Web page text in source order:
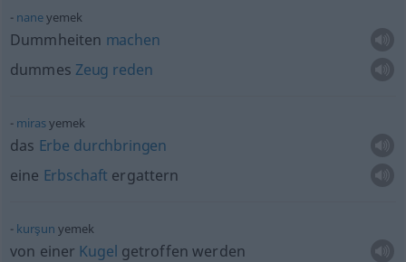
naneyemek
Dummheiten machen
dummes Zeug reden
mirasyemek
das Erbe durchbringen
eine Erbschaft ergattern
kurşun yemek
von einer Kugel getroffen werden